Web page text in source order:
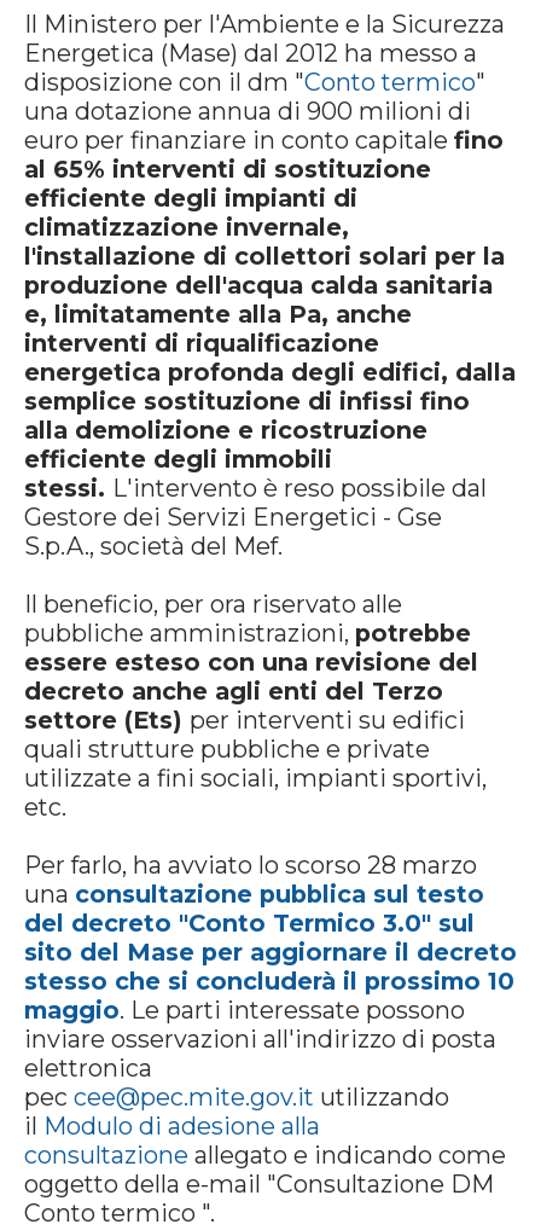
Il Ministero per l'Ambiente e la Sicurezza
Energetica (Mase) dal 2012 ha messo a
disposizione con il dm "Conto termico"
una dotazione annua di 900 milioni di
euro per finanziare in conto capitale fino
al 65% interventi di sostituzione
efficiente degli impianti di
climatizzazione invernale,
l'installazione di collettori solari per la
produzione dell'acqua calda sanitaria
e, limitatamente alla Pa, anche
interventi di riqualificazione
energetica profonda degli edifici, dalla
semplice sostituzione di infissi fino
alla demolizione e ricostruzione
efficiente degli immobili
stessi. L'intervento è reso possibile dal
Gestore dei Servizi Energetici - Gse
S.p.A., società del Mef.
Il beneficio, per ora riservato alle
pubbliche amministrazioni, potrebbe
essere esteso con una revisione del
decreto anche agli enti del Terzo
settore (Ets) per interventi su edifici
quali strutture pubbliche e private
utilizzate a fini sociali, impianti sportivi,
etc.
Per farlo, ha avviato lo scorso 28 marzo
una consultazione pubblica sul testo
del decreto "Conto Termico 3.0" sul
sito del Mase per aggiornare il decreto
stesso che si concluderà il prossimo 10
maggio. Le parti interessate possono
inviare osservazioni all'indirizzo di posta
elettronica
pec cee@pec.mite.gov.it utilizzando
il Modulo di adesione alla
consultazione allegato e indicando come
oggetto della e-mail "Consultazione DM
Conto termico ".